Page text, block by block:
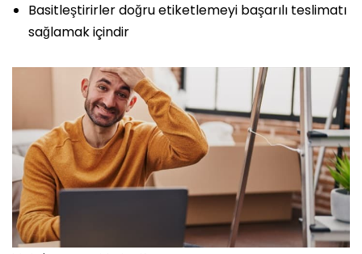
Basitleştirirler doğru etiketlemeyi başarılı teslimatı
sağlamak içindir